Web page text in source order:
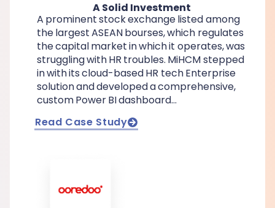
A Solid Investment
A prominent stock exchange listed among
the largest ASEAN bourses, which regulates
the capital market in which it operates, was
struggling with HR troubles. MiHCM stepped
in with its cloud-based HR tech Enterprise
solution and developed a comprehensive,
custom Power BI dashboard…
Read Case Study